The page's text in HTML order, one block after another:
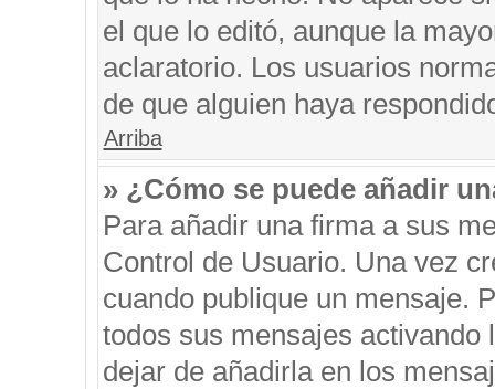
el que lo editó, aunque la
aclaratorio. Los usuarios
de que alguien haya
Arriba
» ¿Cómo se puede añadir
Para añadir una firma a sus
Control de Usuario. Una vez
cuando publique un mensaje.
todos sus mensajes
dejar de añadirla en los